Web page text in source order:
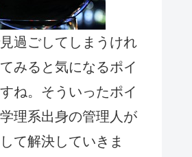
過ごしてしまうけれ
みると気になるポイ
ね。そういったポイ
理系出身の管理人が
て解決していきま